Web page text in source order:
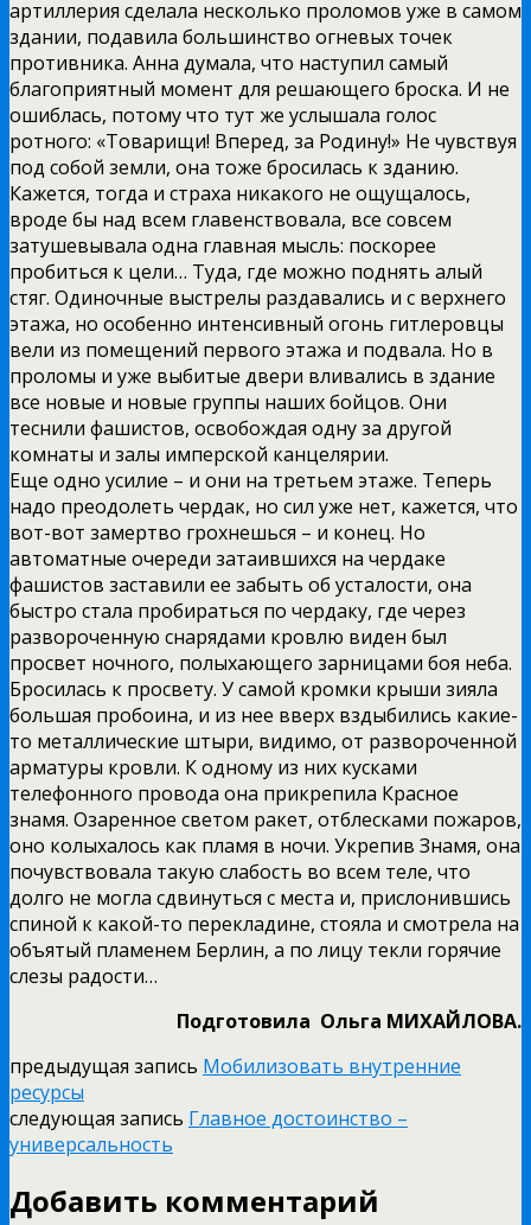
артиллерия сделала несколько проломов уже в самом
здании, подавила большинство огневых точек
противника. Анна думала, что наступил самый
благоприятный момент для решающего броска. И не
ошиблась, потому что тут же услышала голос
ротного: «Товарищи! Вперед, за Родину!» Не чувствуя
под собой земли, она тоже бросилась к зданию.
Кажется, тогда и страха никакого не ощущалось,
вроде бы над всем главенствовала, все совсем
затушевывала одна главная мысль: поскорее
пробиться к цели… Туда, где можно поднять алый
стяг. Одиночные выстрелы раздавались и с верхнего
этажа, но особенно интенсивный огонь гитлеровцы
вели из помещений первого этажа и подвала. Но в
проломы и уже выбитые двери вливались в здание
все новые и новые группы наших бойцов. Они
теснили фашистов, освобождая одну за другой
комнаты и залы имперской канцелярии.
Еще одно усилие – и они на третьем этаже. Теперь
надо преодолеть чердак, но сил уже нет, кажется, что
вот-вот замертво грохнешься – и конец. Но
автоматные очереди затаившихся на чердаке
фашистов заставили ее забыть об усталости, она
быстро стала пробираться по чердаку, где через
развороченную снарядами кровлю виден был
просвет ночного, полыхающего зарницами боя неба.
Бросилась к просвету. У самой кромки крыши зияла
большая пробоина, и из нее вверх вздыбились какие-
то металлические штыри, видимо, от развороченной
арматуры кровли. К одному из них кусками
телефонного провода она прикрепила Красное
знамя. Озаренное светом ракет, отблесками пожаров,
оно колыхалось как пламя в ночи. Укрепив Знамя, она
почувствовала такую слабость во всем теле, что
долго не могла сдвинуться с места и, прислонившись
спиной к какой-то перекладине, стояла и смотрела на
объятый пламенем Берлин, а по лицу текли горячие
слезы радости…
Подготовила Ольга МИХАЙЛОВА.
предыдущая запись Мобилизовать внутренние
ресурсы
следующая запись Главное достоинство –
универсальность
Добавить комментарий